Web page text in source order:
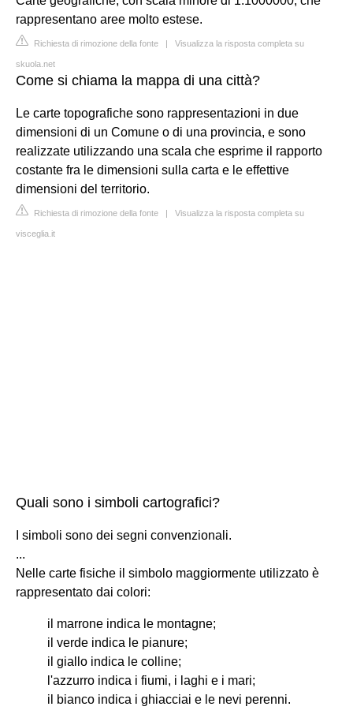
rappresentano aree molto estese.
Richiesta di rimozione della fonte | Visualizza la risposta completa su
skuola.net
Come si chiama la mappa di una città?
Le carte topografiche sono rappresentazioni in due
dimensioni di un Comune o di una provincia, e sono
realizzate utilizzando una scala che esprime il rapporto
costante fra le dimensioni sulla carta e le effettive
dimensioni del territorio.
Richiesta di rimozione della fonte | Visualizza la risposta completa su
visceglia.it
Quali sono i simboli cartografici?
I simboli sono dei segni convenzionali.
...
Nelle carte fisiche il simbolo maggiormente utilizzato è
rappresentato dai colori:
il marrone indica le montagne;
il verde indica le pianure;
il giallo indica le colline;
l'azzurro indica i fiumi, i laghi e i mari;
il bianco indica i ghiacciai e le nevi perenni.